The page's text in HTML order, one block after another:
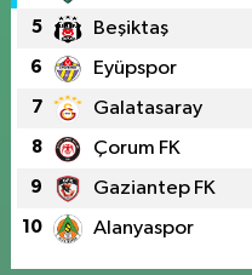
5 Beşiktaş
6 Eyüpspor
7 Galatasaray
8 Çorum FK
9 Gaziantep FK
10 Alanyaspor